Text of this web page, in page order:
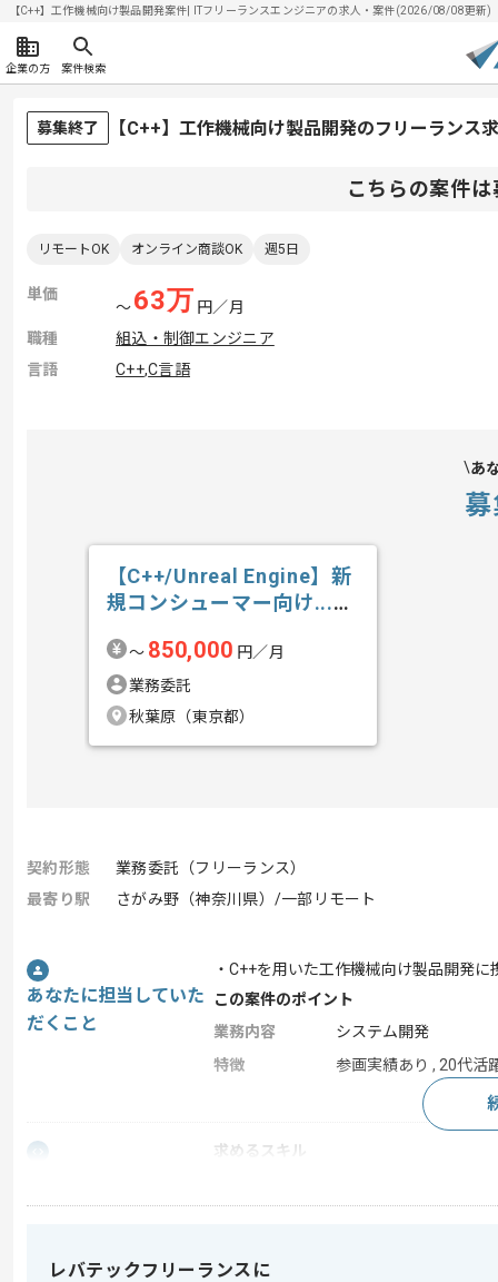
【C++】工作機械向け製品開発案件| ITフリーランスエンジニアの求人・案件(2026/08/08更新)
企業の方 案件検索
募集終了 【C++】工作機械向け製品開発のフリーランス
こちらの案件
リモートOK オンライン商談OK 週5日
単価
〜63万 円／月
職種
組込・制御エンジニア
言語
C++,C言語
あ
【C++/Unreal Engine】新
規コンシューマー向け...の
〜 850,000 円／月
業務委託
秋葉原（東京都）
契約形態
業務委託（フリーランス）
最寄り駅
さがみ野（神奈川県）/一部リモート
あなたに担当していた
だくこと
・C++を用いた工作機械向け製品開発
この案件のポイント
業務内容
システム開発
特徴
参画実績あり , 20代活
求めるスキル
・内部設計～結合テストの経験
・C言語の経験(5年以上)
レバテックフリーランスに